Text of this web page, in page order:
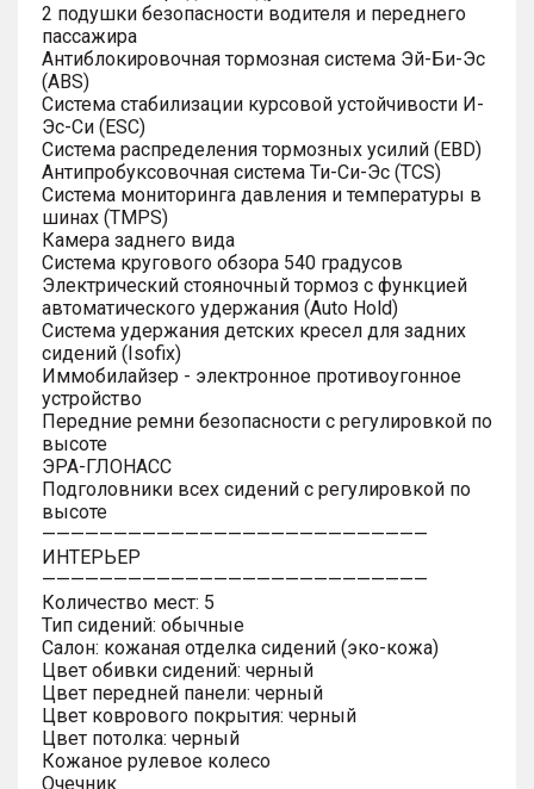
2 подушки безопасности водителя и переднего
пассажира
Антиблокировочная тормозная система Эй-Би-Эс
(ABS)
Система стабилизации курсовой устойчивости И-
Эс-Си (ESC)
Система распределения тормозных усилий (EBD)
Антипробуксовочная система Ти-Си-Эс (TCS)
Система мониторинга давления и температуры в
шинах (TMPS)
Камера заднего вида
Система кругового обзора 540 градусов
Электрический стояночный тормоз с функцией
автоматического удержания (Auto Hold)
Система удержания детских кресел для задних
сидений (Isofix)
Иммобилайзер - электронное противоугонное
устройство
Передние ремни безопасности с регулировкой по
высоте
ЭРА-ГЛОНАСС
Подголовники всех сидений с регулировкой по
высоте
———————————————————————————
ИНТЕРЬЕР
———————————————————————————
Количество мест: 5
Тип сидений: обычные
Салон: кожаная отделка сидений (эко-кожа)
Цвет обивки сидений: черный
Цвет передней панели: черный
Цвет коврового покрытия: черный
Цвет потолка: черный
Кожаное рулевое колесо
Очечник